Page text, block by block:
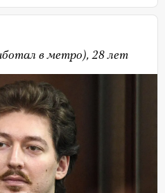
в метро), 28 лет